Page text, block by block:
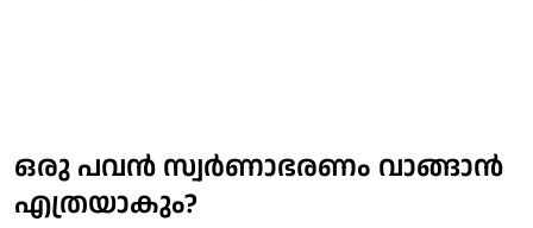
ഒരു പവൻ സ്വർണാഭരണം വാങ്ങാൻ
എത്രയാകും?